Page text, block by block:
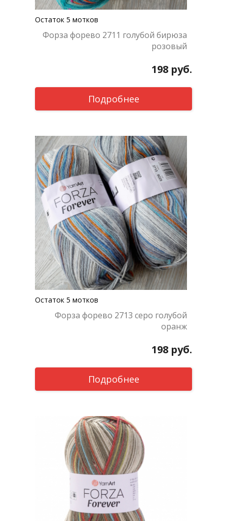
Остаток 5 мотков
Форза форево 2711 голубой бирюза
розовый
198 руб.
Подробнее
Остаток 5 мотков
Форза форево 2713 серо голубой
оранж
198 руб.
Подробнее